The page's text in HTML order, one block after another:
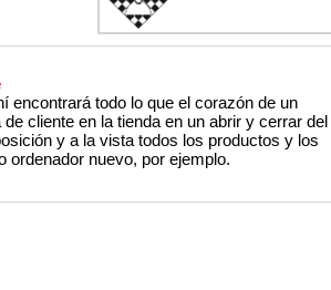
encontrará todo lo que el corazón de un
cliente en la tienda en un abrir y cerrar del
y a la vista todos los productos y los
ordenador nuevo, por ejemplo.